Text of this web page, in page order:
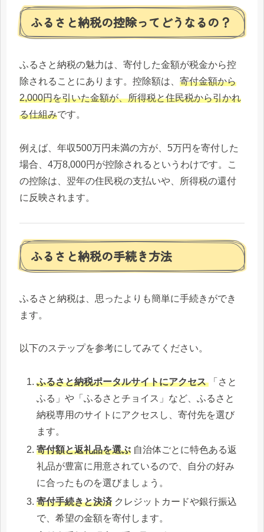
ふるさと納税の控除ってどうなるの？
ふるさと納税の魅力は、寄付した金額が税金から控
除されることにあります。控除額は、 寄付金額から
2,000円を引いた金額が、所得税と住民税から引かれ
る仕組みです。
例えば、年収500万円未満の方が、5万円を寄付した
場合、4万8,000円が控除されるというわけです。こ
の控除は、翌年の住民税の支払いや、所得税の還付
に反映されます。
ふるさと納税の手続き方法
ふるさと納税は、思ったよりも簡単に手続きができ
ます。
以下のステップを参考にしてみてください。
ふるさと納税ポータルサイトにアクセス
「さと
ふる」や「ふるさとチョイス」など、ふるさと
納税専用のサイトにアクセスし、寄付先を選び
ます。
寄付額と返礼品を選ぶ 自治体ごとに特色ある返
礼品が豊富に用意されているので、自分の好み
に合ったものを選びましょう。
寄付手続きと決済 クレジットカードや銀行振込
で、希望の金額を寄付します。